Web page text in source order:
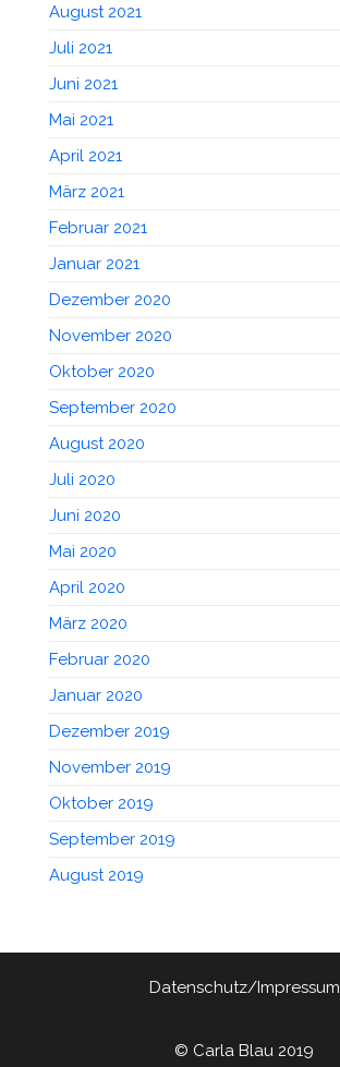
August 2021
Juli 2021
Juni 2021
Mai 2021
April 2021
März 2021
Februar 2021
Januar 2021
Dezember 2020
November 2020
Oktober 2020
September 2020
August 2020
Juli 2020
Juni 2020
Mai 2020
April 2020
März 2020
Februar 2020
Januar 2020
Dezember 2019
November 2019
Oktober 2019
September 2019
August 2019
Datenschutz/Impressum
© Carla Blau 2019